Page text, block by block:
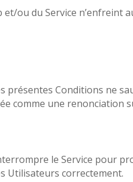
ou du Service n’enfreint
présentes Conditions ne
comme une renonciation
le Service pour
Utilisateurs correctement.